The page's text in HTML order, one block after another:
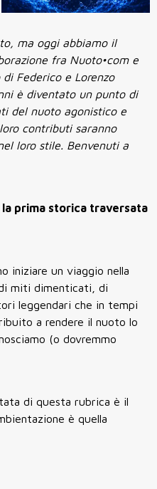
ma oggi abbiamo il
fra Nuoto•com e
Federico e Lorenzo
è diventato un punto di
del nuoto agonistico e
contributi saranno
loro stile. Benvenuti a
prima storica traversata
iniziare un viaggio nella
miti dimenticati, di
leggendari che in tempi
a rendere il nuoto lo
(o dovremmo
di questa rubrica è il
è quella